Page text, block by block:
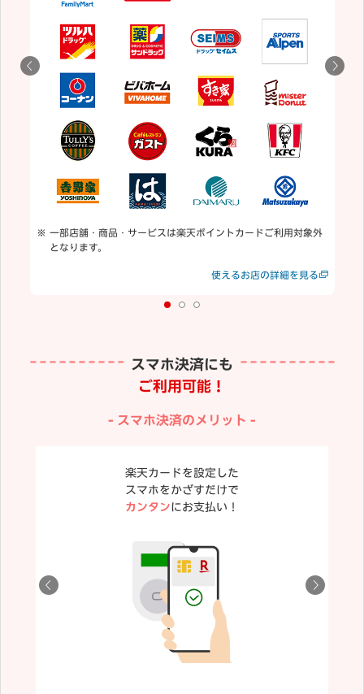
一部店舗・商品・サービスは楽天ポイントカードご利用対象外
となります。
使えるお店の詳細を見る
スマホ決済にも
ご利用可能！
スマホ決済のメリット
楽天カードを設定した
スマホをかざすだけで
カンタンにお支払い！